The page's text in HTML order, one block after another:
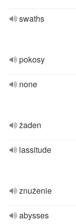
swaths
pokosy
none
żaden
lassitude
znużenie
abysses